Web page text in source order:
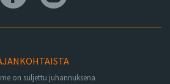
on suljettu juhannuksena